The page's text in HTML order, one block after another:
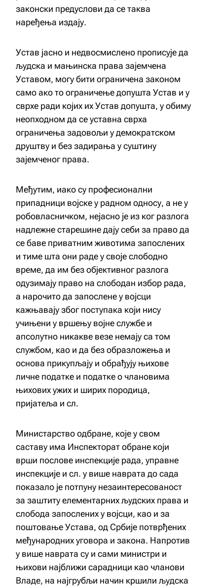
законски предуслови да се таква
наређења издају.
Устав јасно и недвосмислено прописује да
људска и мањинска права зајемчена
Уставом, могу бити ограничена законом
само ако то ограничење допушта Устав и у
сврхе ради којих их Устав допушта, у обиму
неопходном да се уставна сврха
ограничења задовољи у демократском
друштву и без задирања у суштину
зајемченог права.
Међутим, иако су професионални
припадници војске у радном односу, а не у
робовласничком, нејасно је из ког разлога
надлежне старешине дају себи за право да
се баве приватним животима запослених
и тиме шта они раде у своје слободно
време, да им без објективног разлога
одузимају право на слободан избор рада,
а нарочито да запослене у војсци
кажњавају због поступака који нису
учињени у вршењу војне службе и
апсолутно никакве везе немају са том
службом, као и да без образложења и
основа прикупљају и обрађују њихове
личне податке и податке о члановима
њихових ужих и ширих породица,
пријатеља и сл.
Министарство одбране, које у свом
саставу има Инспекторат обране који
врши послове инспекције рада, управне
инспекције и сл. у више наврата до сада
показало је потпуну незаинтересованост
за заштиту елементарних људских права и
слобода запослених у војсци, као и за
поштовање Устава, од Србије потврђених
међународних уговора и закона. Напротив
у више наврата су и сами министри и
њихови најближи сарадници као чланови
Владе, на најгрубљи начин кршили људска